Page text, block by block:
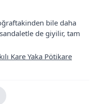
bile daha
de giyilir, tam
Kare Yaka Pötikare